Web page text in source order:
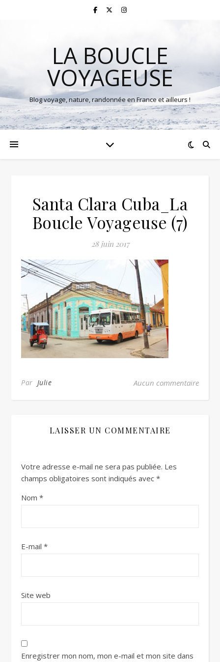
LA BOUCLE
VOYAGEUSE
Blog voyage, nature, randonnée en France et ailleurs !
Santa Clara Cuba_La
Boucle Voyageuse (7)
28 juin 2017
Par Julie Aucun commentaire
LAISSER UN COMMENTAIRE
Votre adresse e-mail ne sera pas publiée. Les
champs obligatoires sont indiqués avec *
Nom *
E-mail *
Site web
Enregistrer mon nom, mon e-mail et mon site dans